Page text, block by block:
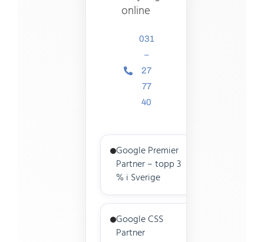
online
031
–
27
77
40
Google Premier
Partner – topp 3
% i Sverige
Google CSS
Partner